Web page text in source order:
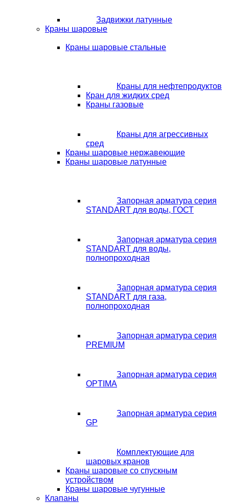
Задвижки латунные
Краны шаровые
Краны шаровые стальные
Краны для нефтепродуктов
Кран для жидких сред
Краны газовые
Краны для агрессивных
сред
Краны шаровые нержавеющие
Краны шаровые латунные
Запорная арматура серия
STANDART для воды, ГОСТ
Запорная арматура серия
STANDART для воды,
полнопроходная
Запорная арматура серия
STANDART для газа,
полнопроходная
Запорная арматура серия
PREMIUM
Запорная арматура серия
OPTIMA
Запорная арматура серия
GP
Комплектующие для
шаровых кранов
Краны шаровые со спускным
устройством
Краны шаровые чугунные
Клапаны